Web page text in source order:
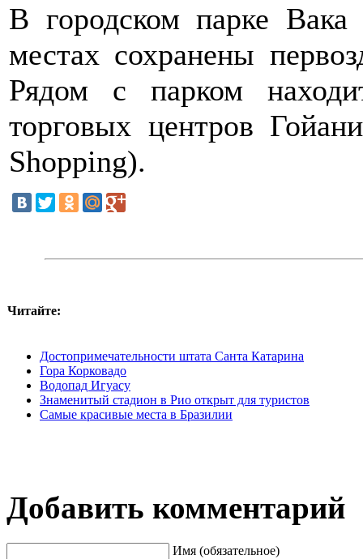
В городском парке
местах сохранены
Рядом с парком
торговых центров
Shopping).
Читайте:
Достопримечательности штата Санта Катарина
Гора Корковадо
Водопад Игуасу
Знаменитый стадион в Рио открыт для туристов
Самые красивые места в Бразилии
Добавить комментарий
Имя (обязательное)